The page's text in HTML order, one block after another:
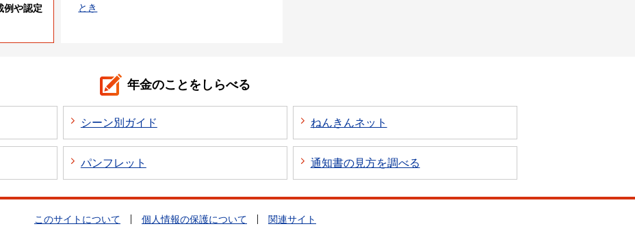
例や認定
とき
年金のことをしらべる
シーン別ガイド ねんきんネット
パンフレット 通知書の見方を調べる
このサイトについて 個人情報の保護について 関連サイト